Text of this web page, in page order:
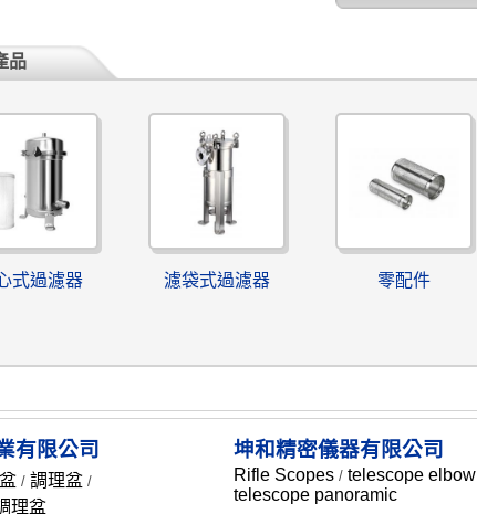
品
式過濾器 濾袋式過濾器 零配件
有限公司
/ 調理盆/
理盆
坤和精密儀器有限公司
Rifle Scopes /telescope elbow
telescope panoramic